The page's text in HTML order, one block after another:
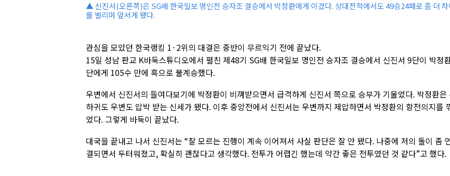
▲ 신진서(오른쪽)은 SG배 한국일보 명인전 승자조 결승에서 박정환에게 이겼다. 상대전적에서도 49승24패로 좀 더
를 벌리며 앞서게 됐다.
관심을 모았던 한국랭킹 1·2위의 대결은 중반이 무르익기 전에 끝났다.
15일 성남 판교 K바둑스튜디오에서 펼친 제48기 SG배 한국일보 명인전 승자조 결승에서 신진서 9단이 박정
단에게 105수 만에 흑으로 불계승했다.
우변에서 신진서의 들여다보기에 박정환이 비껴받으면서 급격하게 신진서 쪽으로 승부가 기울었다. 박정환은
하귀도 우변도 압박 받는 신세가 됐다. 이후 중앙전에서 신진서는 우변까지 제압하면서 박정환의 항전의지를
었다. 그렇게 바둑이 끝났다.
대국을 끝내고 나서 신진서는 “잘 모르는 진행이 계속 이어져서 사실 판단은 잘 안 됐다. 나중에 저의 돌이 좀
결되면서 두터워졌고, 확실히 괜찮다고 생각했다. 전투가 어렵긴 했는데 약간 좋은 전투였던 것 같다”고 했다.